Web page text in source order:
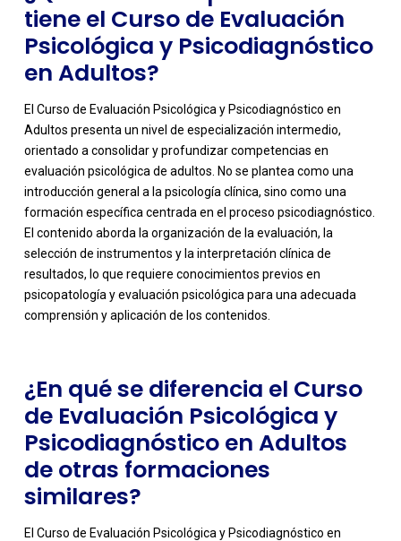
tiene el Curso de Evaluación
Psicológica y Psicodiagnóstico
en Adultos?
El Curso de Evaluación Psicológica y Psicodiagnóstico en
Adultos presenta un nivel de especialización intermedio,
orientado a consolidar y profundizar competencias en
evaluación psicológica de adultos. No se plantea como una
introducción general a la psicología clínica, sino como una
formación específica centrada en el proceso psicodiagnóstico.
El contenido aborda la organización de la evaluación, la
selección de instrumentos y la interpretación clínica de
resultados, lo que requiere conocimientos previos en
psicopatología y evaluación psicológica para una adecuada
comprensión y aplicación de los contenidos.
-
¿En qué se diferencia el Curso
de Evaluación Psicológica y
Psicodiagnóstico en Adultos
de otras formaciones
similares?
El Curso de Evaluación Psicológica y Psicodiagnóstico en